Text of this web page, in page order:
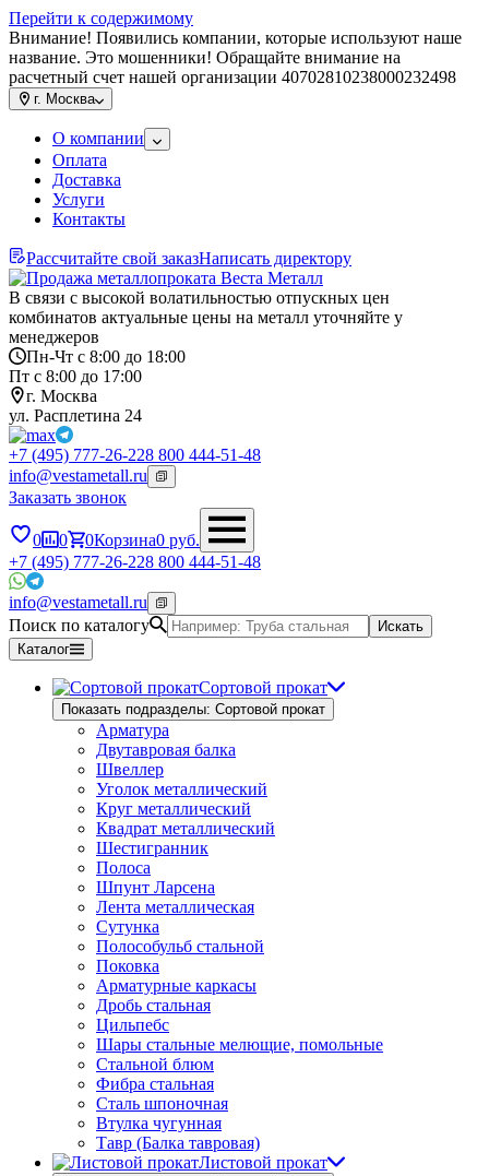
Перейти к содержимому
Внимание! Появились компании, которые используют наше
название. Это мошенники! Обращайте внимание на
расчетный счет нашей организации 40702810238000232498
г. Москва
О компании
Оплата
Доставка
Услуги
Контакты
Рассчитайте свой заказНаписать директору
В связи с высокой волатильностью отпускных цен
комбинатов актуальные цены на металл уточняйте у
менеджеров
Пн-Чт с 8:00 до 18:00
Пт с 8:00 до 17:00
г. Москва
ул. Расплетина 24
+7 (495) 777-26-228 800 444-51-48
info@vestametall.ru
Заказать звонок
0 0 0Корзина0 руб.
+7 (495) 777-26-228 800 444-51-48
info@vestametall.ru
Поиск по каталогу
Искать
Каталог
Сортовой прокат
Показать подразделы: Сортовой прокат
Арматура
Двутавровая балка
Швеллер
Уголок металлический
Круг металлический
Квадрат металлический
Шестигранник
Полоса
Шпунт Ларсена
Лента металлическая
Сутунка
Полособульб стальной
Поковка
Арматурные каркасы
Дробь стальная
Цильпебс
Шары стальные мелющие, помольные
Стальной блюм
Фибра стальная
Сталь шпоночная
Втулка чугунная
Тавр (Балка тавровая)
Листовой прокат